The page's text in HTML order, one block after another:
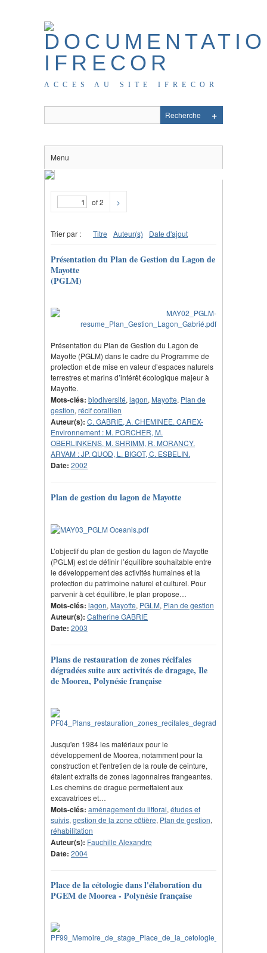
ACCES AU SITE IFRECOR
Menu
of 2 >
Trier par : Titre Auteur(s) Date d'ajout
Présentation du Plan de Gestion du Lagon de
Mayotte
(PGLM)
Présentation du Plan de Gestion du Lagon de
Mayotte (PGLM) dans le cadre du Programme de
protection et de mise en valeur d’espaces naturels
terrestres et marins d’intérêt écologique majeur à
Mayotte.
Mots-clés: biodiversité, lagon, Mayotte, Plan de
gestion, récif corallien
Auteur(s): C. GABRIE, A. CHEMINEE. CAREX-
Environnement : M. PORCHER, M.
OBERLINKENS, M. SHRIMM, R. MORANCY.
ARVAM : JP. QUOD, L. BIGOT, C. ESBELIN.
Date: 2002
Plan de gestion du lagon de Mayotte
L’objectif du plan de gestion du lagon de Mayotte
(PGLM) est de définir l’équilibre souhaitable entre
le développement des activités humaines et la
protection du patrimoine naturel et culturel. Pour
parvenir à cet équilibre, le plan propose…
Mots-clés: lagon, Mayotte, PGLM, Plan de gestion
Auteur(s): Catherine GABRIE
Date: 2003
Plans de restauration de zones récifales
dégradées suite aux activités de dragage, Ile
de Moorea, Polynésie française
Jusqu'en 1984 les matériaux pour le
développement de Moorea, notamment pour la
construction et l'entretien de la route de ceinture,
étaient extraits de zones lagonnaires frangeantes.
Les chemins de drague permettaient aux
excavatrices et…
Mots-clés: aménagement du littoral, études et
suivis, gestion de la zone côtière, Plan de gestion,
réhabilitation
Auteur(s): Fauchille Alexandre
Date: 2004
Place de la cétologie dans l'élaboration du
PGEM de Moorea - Polynésie française